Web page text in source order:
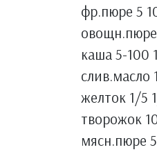
фр.пюре 5
овощн.пюре
каша 5-100
слив.масло
желток 1/5
творожок
мясн.пюре